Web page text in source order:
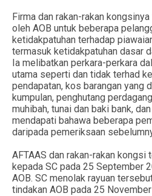
Firma dan rakan-rakan
oleh AOB untuk beberapa
ketidakpatuhan terhadap
termasuk ketidakpatuhan dasar
Ia melibatkan perkara-perkara
utama seperti dan tidak terhad
pendapatan, kos barangan yang
kumpulan, penghutang
muhibah, tunai dan baki bank,
mendapati bahawa beberapa
daripada pemeriksaan
AFTAAS dan rakan-rakan kongsi
kepada SC pada 25 September
AOB. SC menolak rayuan
tindakan AOB pada 25